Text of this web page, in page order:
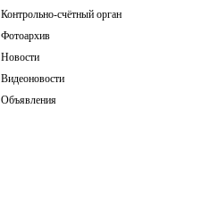
Контрольно-счётный орган
Фотоархив
Новости
Видеоновости
Объявления